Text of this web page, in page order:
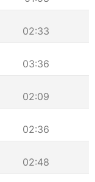
02:33
03:36
02:09
02:36
02:48